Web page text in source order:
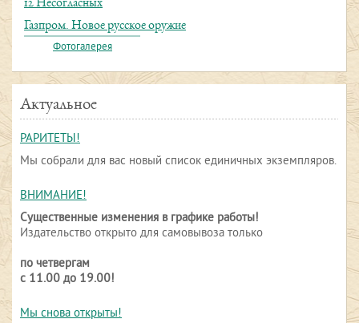
12 Несогласных
Газпром. Новое русское оружие
Фотогалерея
Актуальное
РАРИТЕТЫ!
Мы собрали для вас новый список единичных экземпляров.
ВНИМАНИЕ!
Существенные изменения в графике работы!
Издательство открыто для самовывоза только
по четвергам
с 11.00 до 19.00!
Мы снова открыты!